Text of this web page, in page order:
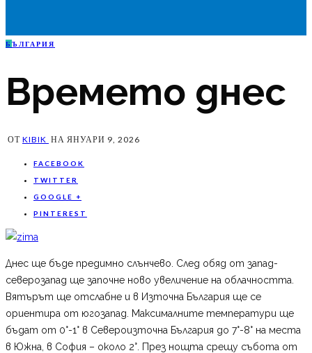
Б ЪЛГАРИЯ
Времето днес
ОТ KIBIK НА ЯНУАРИ 9, 2026
FACEBOOK
TWITTER
GOOGLE +
PINTEREST
Днес ще бъде предимно слънчево. След обяд от запад-
северозапад ще започне ново увеличение на облачността.
Вятърът ще отслабне и в Източна България ще се
ориентира от югозапад. Максималните температури ще
бъдат от 0°-1° в Североизточна България до 7°-8° на места
в Южна, в София – около 2°. През нощта срещу събота от